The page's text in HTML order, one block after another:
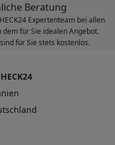
Beratung
Expertenteam bei allen
für Sie idealen Angebot.
für Sie stets kostenlos.